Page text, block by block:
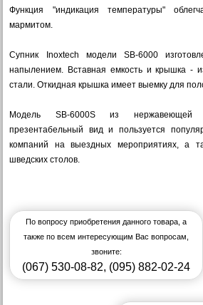
Функция "индикация температуры"
мармитом.
Супник Inoxtech модели SB-6000
напылением. Вставная емкость и крышка -
стали. Откидная крышка имеет выемку для
Модель SB-6000S из
презентабельный вид и пользуется
компаний на выездных мероприятиях, а
шведских столов.
По вопросу приобретения данного товара, а
также по всем интересующим Вас вопросам,
звоните:
(067) 530-08-82, (095) 882-02-24